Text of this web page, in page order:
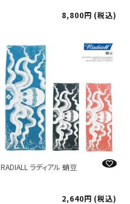
8,800
税込
RADIALL ラディアル 蛸豆
2,640 税込